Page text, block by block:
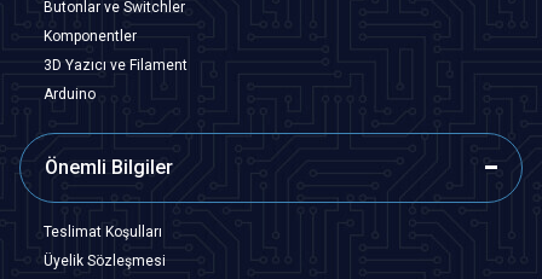
Butonlar ve Switchler
Komponentler
3D Yazıcı ve Filament
Arduino
Önemli Bilgiler
Teslimat Koşulları
Üyelik Sözleşmesi